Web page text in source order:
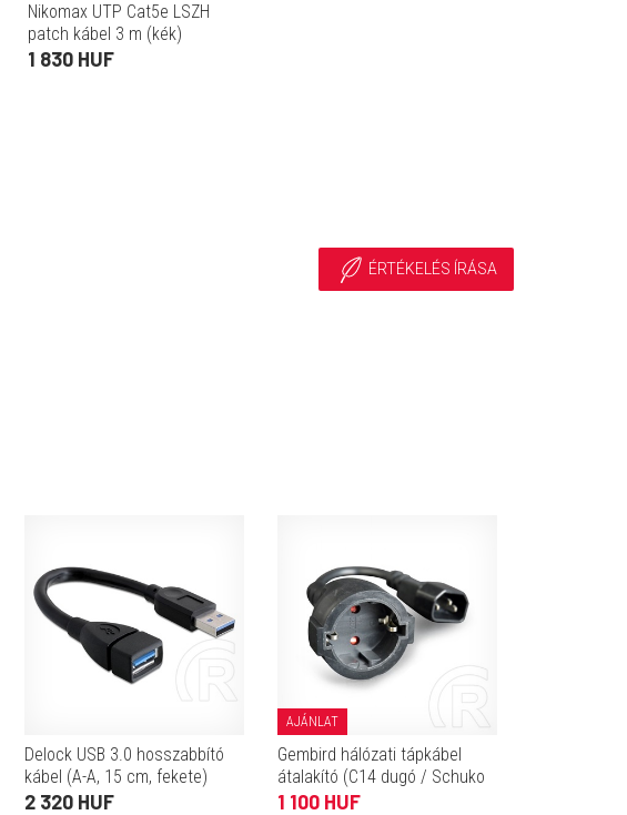
Nikomax UTP Cat5e LSZH
patch kábel 3 m (kék)
1 830 HUF
ÉRTÉKELÉS ÍRÁSA
Delock USB 3.0 hosszabbító
kábel (A-A, 15 cm, fekete)
2 320 HUF
AJÁNLAT
Gembird hálózati tápkábel
átalakító (C14 dugó / Schuko
aljzat)
1 100 HUF